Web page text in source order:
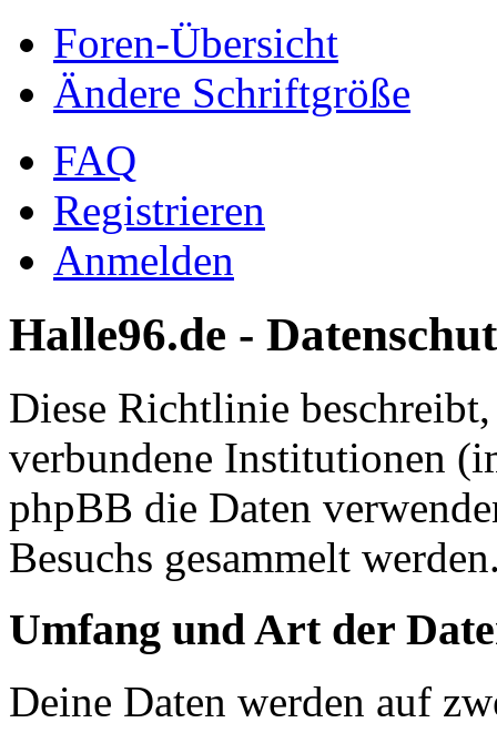
Foren-Übersicht
Ändere Schriftgröße
FAQ
Registrieren
Anmelden
Halle96.de -
Diese Richtlinie
verbundene Institutionen
phpBB die Daten
Besuchs gesammelt
Umfang und Art der
Deine Daten werden auf